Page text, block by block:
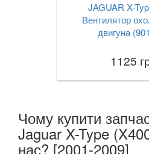
JAGUAR X-
Вентилятор
двигуна
1125
Чому купити
Jaguar X-Type
нас? [2001-2009]